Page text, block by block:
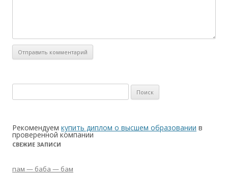
Рекомендуем купить диплом о высшем образовании в
проверенной компании
СВЕЖИЕ ЗАПИСИ
пам — баба — бам